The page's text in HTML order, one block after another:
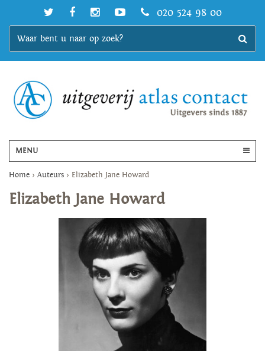
020 524 98 00
MENU
Home > Auteurs > Elizabeth Jane Howard
Elizabeth Jane Howard